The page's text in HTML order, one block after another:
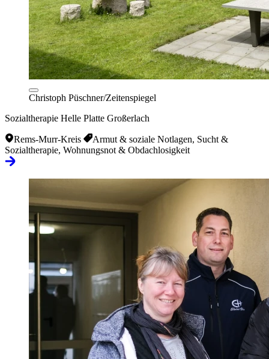
Christoph Püschner/Zeitenspiegel
Sozialtherapie Helle Platte Großerlach
Rems-Murr-Kreis
Armut & soziale Notlagen, Sucht &
Sozialtherapie, Wohnungsnot & Obdachlosigkeit